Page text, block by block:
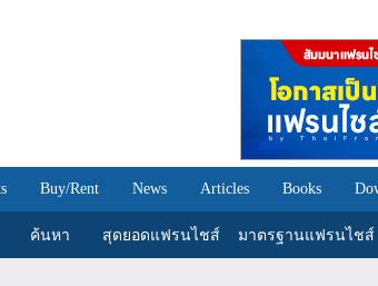
Buy/Rent News Articles Books
ค้นหา สุดยอดแฟรนไชส์ มาตรฐานแฟรนไชส์